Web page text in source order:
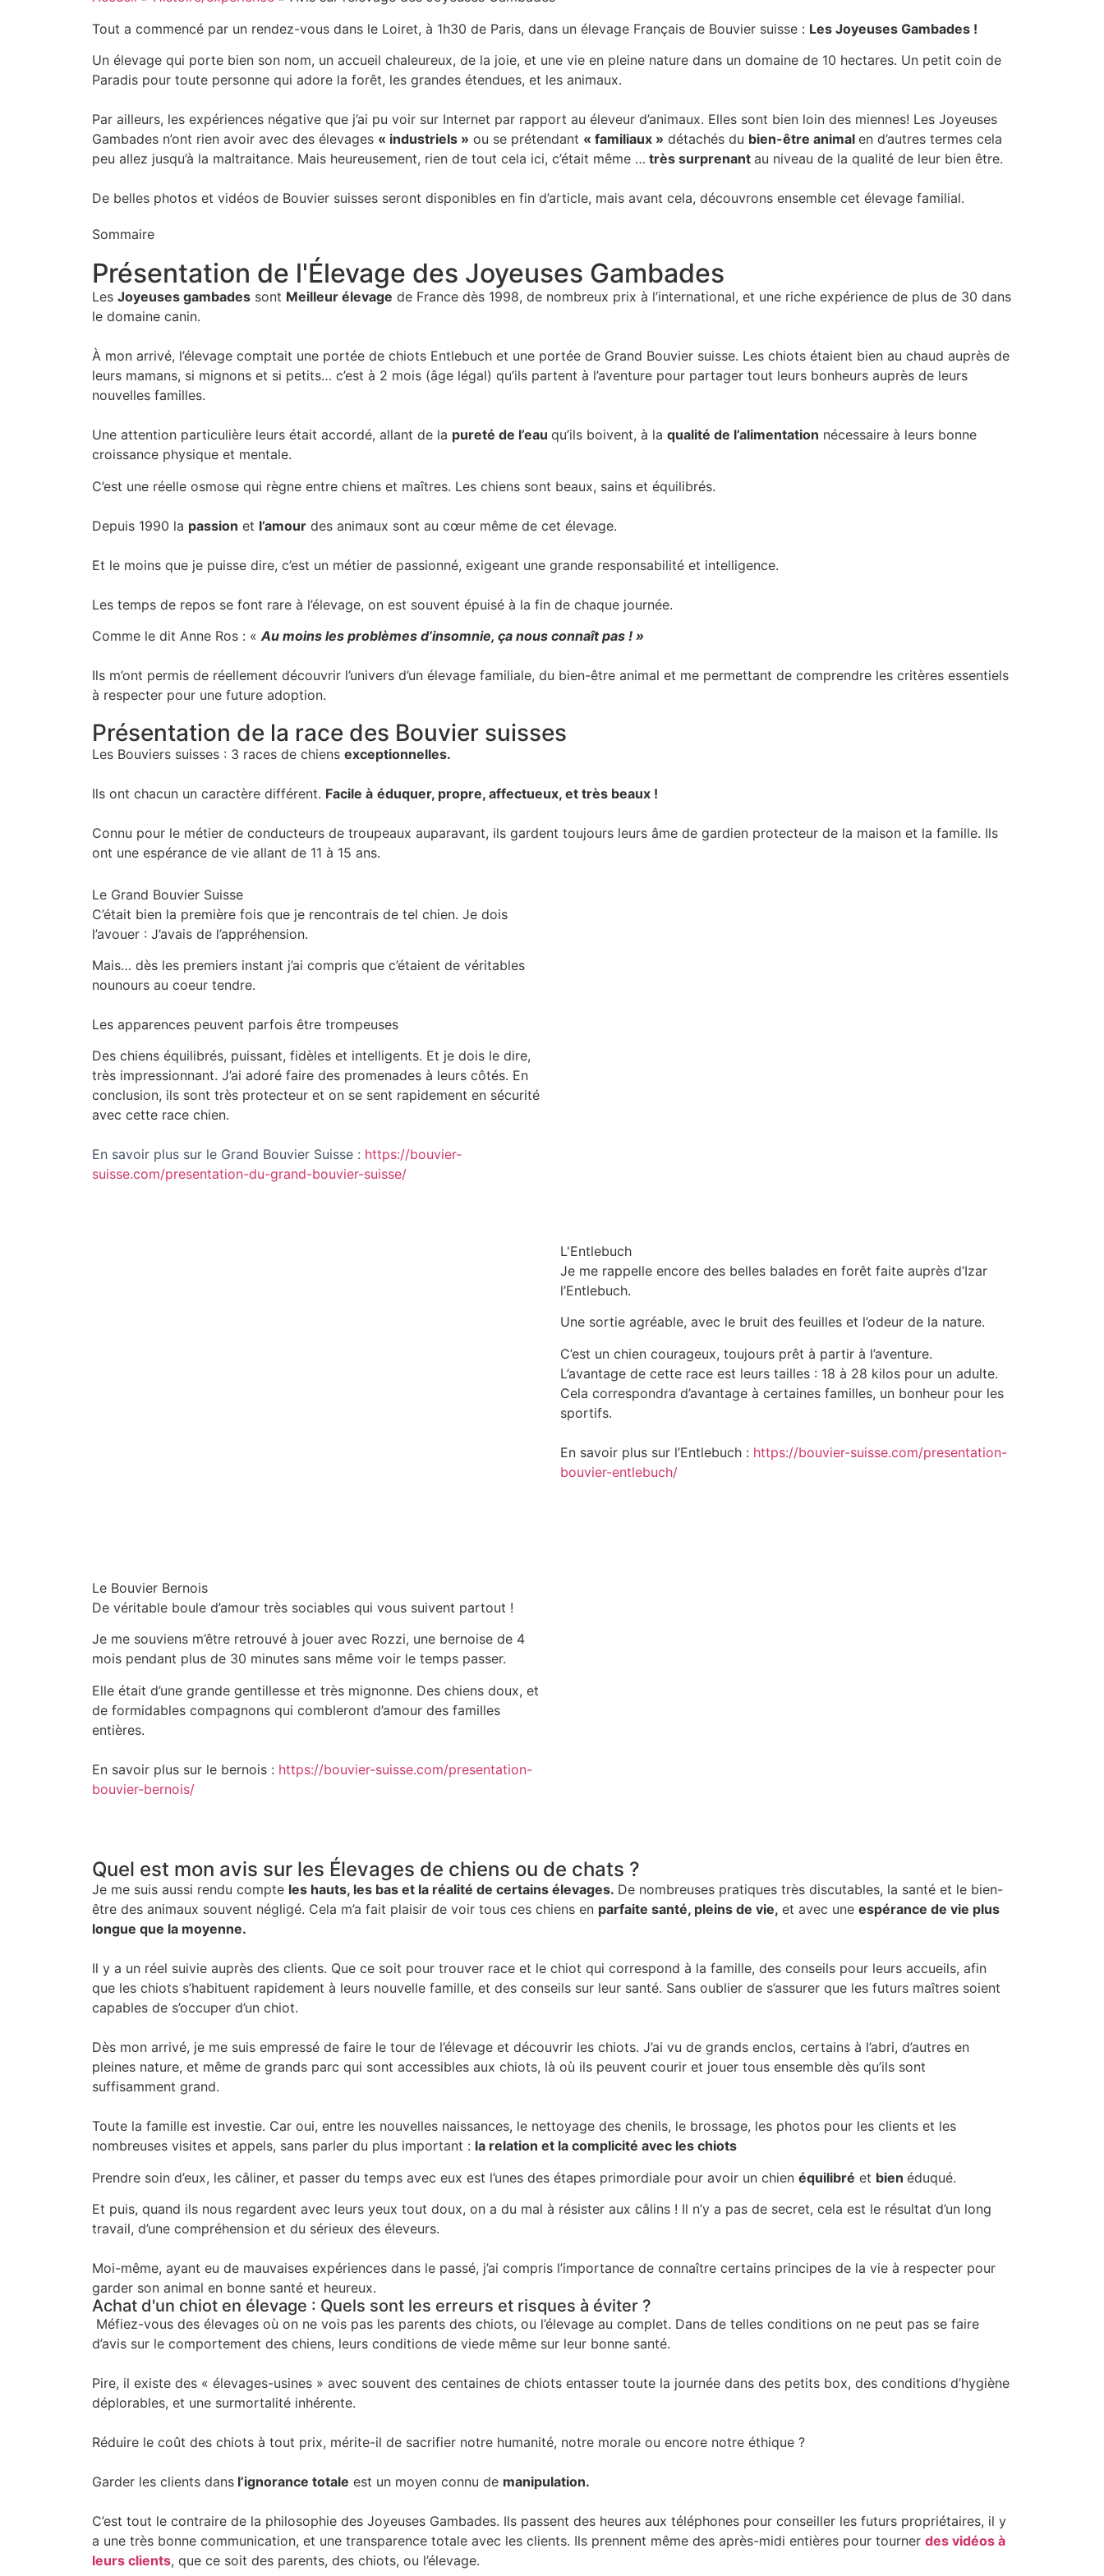
Tout a commencé par un rendez-vous dans le Loiret, à 1h30 de Paris, dans un élevage Français de Bouvier suisse : Les Joyeuses Gambades !
Un élevage qui porte bien son nom, un accueil chaleureux, de la joie, et une vie en pleine nature dans un domaine de 10 hectares. Un petit coin de
Paradis pour toute personne qui adore la forêt, les grandes étendues, et les animaux.
Par ailleurs, les expériences négative que j’ai pu voir sur Internet par rapport au éleveur d’animaux. Elles sont bien loin des miennes! Les Joyeuses
Gambades n’ont rien avoir avec des élevages « industriels » ou se prétendant « familiaux » détachés du bien-être animal en d’autres termes cela
peu allez jusqu’à la maltraitance. Mais heureusement, rien de tout cela ici, c’était même … très surprenant au niveau de la qualité de leur bien être.
De belles photos et vidéos de Bouvier suisses seront disponibles en fin d’article, mais avant cela, découvrons ensemble cet élevage familial.
Sommaire
Présentation de l'Élevage des Joyeuses Gambades
Les Joyeuses gambades sont Meilleur élevage de France dès 1998, de nombreux prix à l’international, et une riche expérience de plus de 30 dans
le domaine canin.
À mon arrivé, l’élevage comptait une portée de chiots Entlebuch et une portée de Grand Bouvier suisse. Les chiots étaient bien au chaud auprès de
leurs mamans, si mignons et si petits… c’est à 2 mois (âge légal) qu’ils partent à l’aventure pour partager tout leurs bonheurs auprès de leurs
nouvelles familles.
Une attention particulière leurs était accordé, allant de la pureté de l’eau qu’ils boivent, à la qualité de l’alimentation nécessaire à leurs bonne
croissance physique et mentale.
C’est une réelle osmose qui règne entre chiens et maîtres. Les chiens sont beaux, sains et équilibrés.
Depuis 1990 la passion et l’amour des animaux sont au cœur même de cet élevage.
Et le moins que je puisse dire, c’est un métier de passionné, exigeant une grande responsabilité et intelligence.
Les temps de repos se font rare à l’élevage, on est souvent épuisé à la fin de chaque journée.
Comme le dit Anne Ros : « Au moins les problèmes d’insomnie, ça nous connaît pas ! »
Ils m’ont permis de réellement découvrir l’univers d’un élevage familiale, du bien-être animal et me permettant de comprendre les critères essentiels
à respecter pour une future adoption.
Présentation de la race des Bouvier suisses
Les Bouviers suisses : 3 races de chiens exceptionnelles.
Ils ont chacun un caractère différent. Facile à éduquer, propre, affectueux, et très beaux !
Connu pour le métier de conducteurs de troupeaux auparavant, ils gardent toujours leurs âme de gardien protecteur de la maison et la famille. Ils
ont une espérance de vie allant de 11 à 15 ans.
Le Grand Bouvier Suisse
C’était bien la première fois que je rencontrais de tel chien. Je dois
l’avouer : J’avais de l’appréhension.
Mais… dès les premiers instant j’ai compris que c’étaient de véritables
nounours au coeur tendre.
Les apparences peuvent parfois être trompeuses
Des chiens équilibrés, puissant, fidèles et intelligents. Et je dois le dire,
très impressionnant. J’ai adoré faire des promenades à leurs côtés. En
conclusion, ils sont très protecteur et on se sent rapidement en sécurité
avec cette race chien.
En savoir plus sur le Grand Bouvier Suisse : https://bouvier-
suisse.com/presentation-du-grand-bouvier-suisse/
L'Entlebuch
Je me rappelle encore des belles balades en forêt faite auprès d’Izar
l’Entlebuch.
Une sortie agréable, avec le bruit des feuilles et l’odeur de la nature.
C’est un chien courageux, toujours prêt à partir à l’aventure.
L’avantage de cette race est leurs tailles : 18 à 28 kilos pour un adulte.
Cela correspondra d’avantage à certaines familles, un bonheur pour les
sportifs.
En savoir plus sur l’Entlebuch : https://bouvier-suisse.com/presentation-
bouvier-entlebuch/
Le Bouvier Bernois
De véritable boule d’amour très sociables qui vous suivent partout !
Je me souviens m’être retrouvé à jouer avec Rozzi, une bernoise de 4
mois pendant plus de 30 minutes sans même voir le temps passer.
Elle était d’une grande gentillesse et très mignonne. Des chiens doux, et
de formidables compagnons qui combleront d’amour des familles
entières.
En savoir plus sur le bernois : https://bouvier-suisse.com/presentation-
bouvier-bernois/
Quel est mon avis sur les Élevages de chiens ou de chats ?
Je me suis aussi rendu compte les hauts, les bas et la réalité de certains élevages. De nombreuses pratiques très discutables, la santé et le bien-
être des animaux souvent négligé. Cela m’a fait plaisir de voir tous ces chiens en parfaite santé, pleins de vie, et avec une espérance de vie plus
longue que la moyenne.
Il y a un réel suivie auprès des clients. Que ce soit pour trouver race et le chiot qui correspond à la famille, des conseils pour leurs accueils, afin
que les chiots s’habituent rapidement à leurs nouvelle famille, et des conseils sur leur santé. Sans oublier de s’assurer que les futurs maîtres soient
capables de s’occuper d’un chiot.
Dès mon arrivé, je me suis empressé de faire le tour de l’élevage et découvrir les chiots. J’ai vu de grands enclos, certains à l’abri, d’autres en
pleines nature, et même de grands parc qui sont accessibles aux chiots, là où ils peuvent courir et jouer tous ensemble dès qu’ils sont
suffisamment grand.
Toute la famille est investie. Car oui, entre les nouvelles naissances, le nettoyage des chenils, le brossage, les photos pour les clients et les
nombreuses visites et appels, sans parler du plus important : la relation et la complicité avec les chiots
Prendre soin d’eux, les câliner, et passer du temps avec eux est l’unes des étapes primordiale pour avoir un chien équilibré et bien éduqué.
Et puis, quand ils nous regardent avec leurs yeux tout doux, on a du mal à résister aux câlins ! Il n’y a pas de secret, cela est le résultat d’un long
travail, d’une compréhension et du sérieux des éleveurs.
Moi-même, ayant eu de mauvaises expériences dans le passé, j’ai compris l’importance de connaître certains principes de la vie à respecter pour
garder son animal en bonne santé et heureux.
Achat d'un chiot en élevage : Quels sont les erreurs et risques à éviter ?
Méfiez-vous des élevages où on ne vois pas les parents des chiots, ou l’élevage au complet. Dans de telles conditions on ne peut pas se faire
d’avis sur le comportement des chiens, leurs conditions de viede même sur leur bonne santé.
Pire, il existe des « élevages-usines » avec souvent des centaines de chiots entasser toute la journée dans des petits box, des conditions d’hygiène
déplorables, et une surmortalité inhérente.
Réduire le coût des chiots à tout prix, mérite-il de sacrifier notre humanité, notre morale ou encore notre éthique ?
Garder les clients dans l’ignorance totale est un moyen connu de manipulation.
C’est tout le contraire de la philosophie des Joyeuses Gambades. Ils passent des heures aux téléphones pour conseiller les futurs propriétaires, il y
a une très bonne communication, et une transparence totale avec les clients. Ils prennent même des après-midi entières pour tourner des vidéos à
leurs clients, que ce soit des parents, des chiots, ou l’élevage.